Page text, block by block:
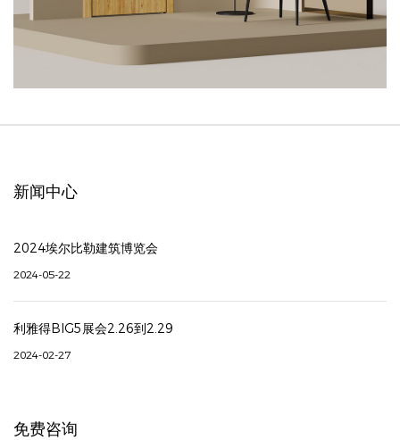
新闻中心
2024埃尔比勒建筑博览会
2024-05-22
利雅得BIG5展会2.26到2.29
2024-02-27
免费咨询